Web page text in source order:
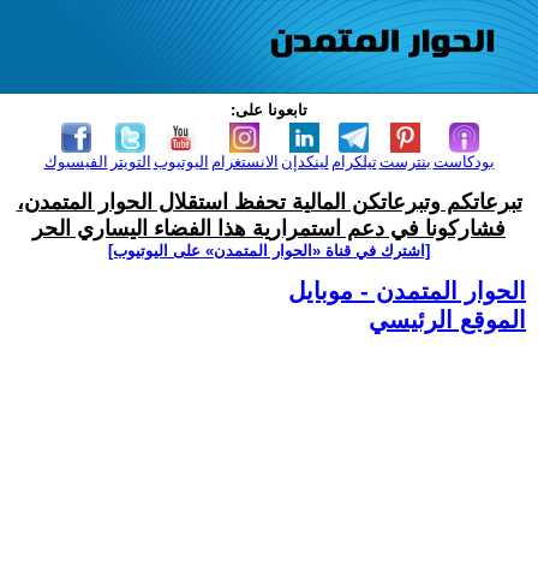
تابعونا على:
الفيسبوك التويتر اليوتيوب الانستغرام لينكدإن تيلكرامبنترست بودكاست
تبرعاتكم وتبرعاتكن المالية تحفظ استقلال الحوار المتمدن،
فشاركونا في دعم استمرارية هذا الفضاء اليساري الحر
[اشترك في قناة ‫«الحوار المتمدن» على اليوتيوب]
الحوار المتمدن - موبايل
الموقع الرئيسي